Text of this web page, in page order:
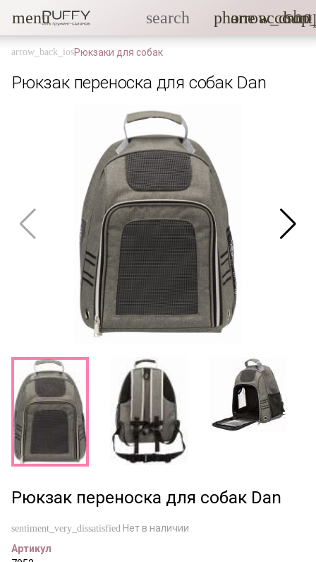
menu search phone
Рюкзаки для собак
Рюкзак переноска для собак Dan
Рюкзак переноска для собак Dan
sentiment_very_dissatisfied Нет в наличии
Артикул